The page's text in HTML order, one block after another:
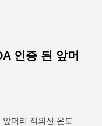
인증 된 앞머
머리 적외선 온도